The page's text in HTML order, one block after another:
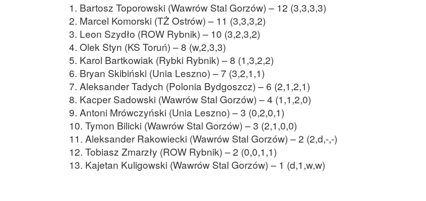
1. Bartosz Toporowski (Wawrów Stal Gorzów) – 12 (3,3,3,3)
2. Marcel Komorski (TŻ Ostrów) – 11 (3,3,3,2)
3. Leon Szydło (ROW Rybnik) – 10 (3,2,3,2)
4. Olek Styn (KS Toruń) – 8 (w,2,3,3)
5. Karol Bartkowiak (Rybki Rybnik) – 8 (1,3,2,2)
6. Bryan Skibiński (Unia Leszno) – 7 (3,2,1,1)
7. Aleksander Tadych (Polonia Bydgoszcz) – 6 (2,1,2,1)
8. Kacper Sadowski (Wawrów Stal Gorzów) – 4 (1,1,2,0)
9. Antoni Mrówczyński (Unia Leszno) – 3 (0,2,0,1)
10. Tymon Bilicki (Wawrów Stal Gorzów) – 3 (2,1,0,0)
11. Aleksander Rakowiecki (Wawrów Stal Gorzów) – 2 (2,d,-,-)
12. Tobiasz Zmarzły (ROW Rybnik) – 2 (0,0,1,1)
13. Kajetan Kuligowski (Wawrów Stal Gorzów) – 1 (d,1,w,w)